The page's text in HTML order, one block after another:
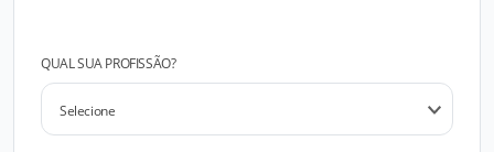
QUAL SUA PROFISSÃO?